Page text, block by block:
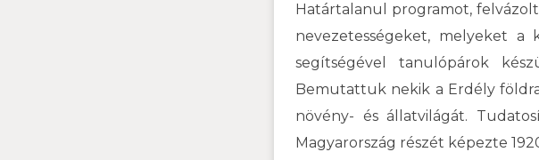
Határtalanul programot,
nevezetességeket, melyeket a
segítségével tanulópárok
Bemutattuk nekik a Erdély
növény- és állatvilágát.
Magyarország részét képezte